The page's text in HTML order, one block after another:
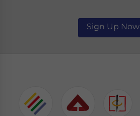
Sign Up Now